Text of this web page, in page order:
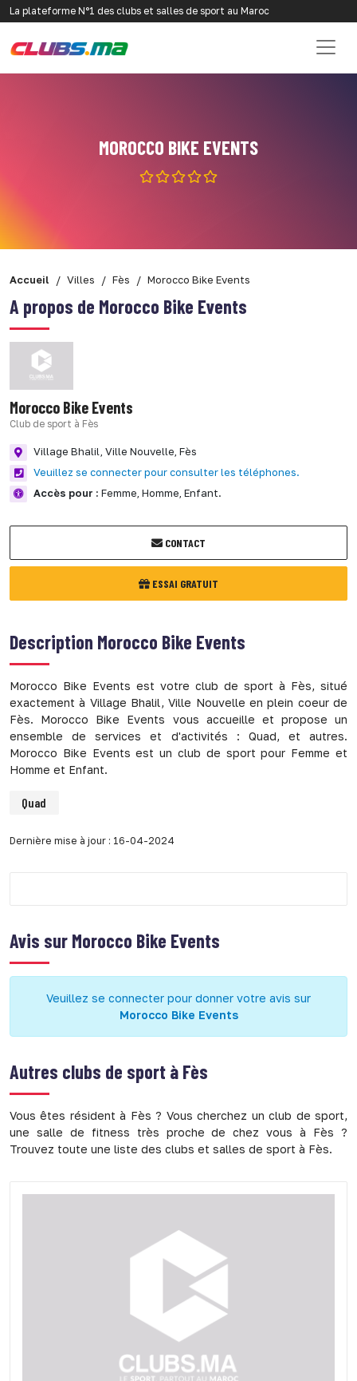
La plateforme N°1 des clubs et salles de sport au Maroc
MOROCCO BIKE EVENTS
Accueil Villes Fès Morocco Bike Events
A propos de Morocco Bike Events
Morocco Bike Events
Club de sport à Fès
Village Bhalil, Ville Nouvelle, Fès
Veuillez se connecter pour consulter les téléphones.
Accès pour : Femme, Homme, Enfant.
CONTACT
ESSAI GRATUIT
Description Morocco Bike Events
Morocco Bike Events est votre club de sport à Fès, situé
exactement à Village Bhalil, Ville Nouvelle en plein coeur de
Fès. Morocco Bike Events vous accueille et propose un
ensemble de services et d'activités : Quad, et autres.
Morocco Bike Events est un club de sport pour Femme et
Homme et Enfant.
Quad
Dernière mise à jour : 16-04-2024
Avis sur Morocco Bike Events
Veuillez se connecter pour donner votre avis sur
Morocco Bike Events
Autres clubs de sport à Fès
Vous êtes résident à Fès ? Vous cherchez un club de sport,
une salle de fitness très proche de chez vous à Fès ?
Trouvez toute une liste des clubs et salles de sport à Fès.